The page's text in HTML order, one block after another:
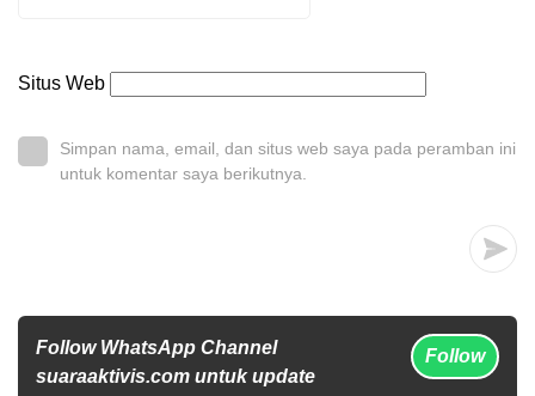
Situs Web
Simpan nama, email, dan situs web saya pada peramban ini
untuk komentar saya berikutnya.
Follow WhatsApp Channel
suaraaktivis.com untuk update
Follow